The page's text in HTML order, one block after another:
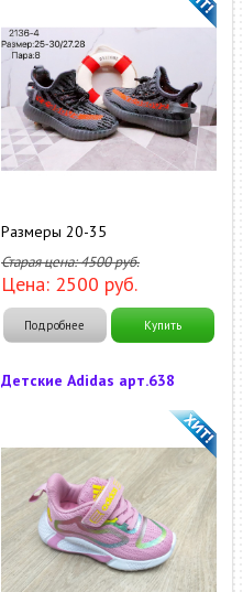
Размеры 20-35
Старая цена:4500руб.
Цена: 2500 руб.
Подробнее Купить
Детские Adidas арт.638